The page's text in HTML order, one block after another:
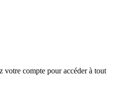
votre compte pour accéder à tout